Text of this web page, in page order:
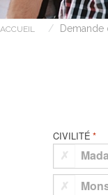
ACCUEIL Demande
CIVILITÉ *